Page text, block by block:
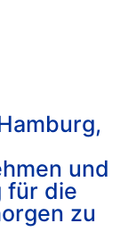
und
für die
zu